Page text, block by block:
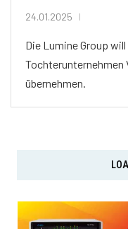
24.01.2025
Die Lumine Group
übernehmen.